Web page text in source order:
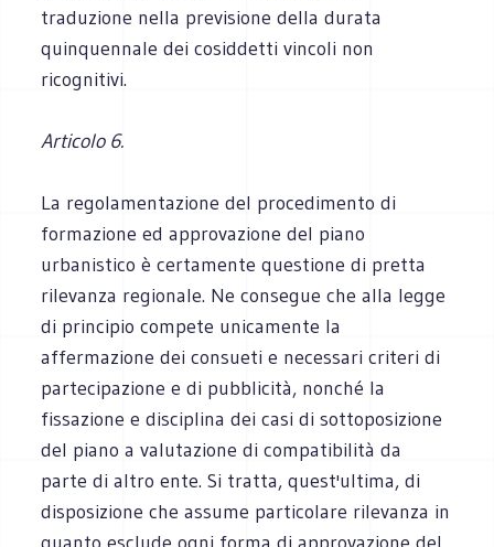
traduzione nella previsione della durata
quinquennale dei cosiddetti vincoli non
ricognitivi.
Articolo 6.
La regolamentazione del procedimento di
formazione ed approvazione del piano
urbanistico è certamente questione di pretta
rilevanza regionale. Ne consegue che alla legge
di principio compete unicamente la
affermazione dei consueti e necessari criteri di
partecipazione e di pubblicità, nonché la
fissazione e disciplina dei casi di sottoposizione
del piano a valutazione di compatibilità da
parte di altro ente. Si tratta, quest'ultima, di
disposizione che assume particolare rilevanza in